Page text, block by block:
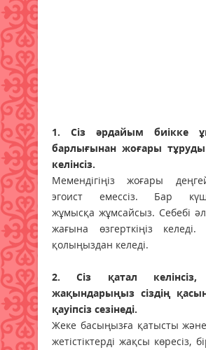
1. Сіз әрдайым биікке
барлығынан жоғары
келінсіз.
Мемендігіңіз жоғары
эгоист емессіз. Бар күш-
жұмысқа жұмсайсыз. Себебі
жағына өзгерткіңіз келеді.
қолыңыздан келеді.
2. Сіз қатал келінсіз,
жақындарыңыз сіздің
қауіпсіз сезінеді.
Жеке басыңызға қатысты
жетістіктерді жақсы көресіз,